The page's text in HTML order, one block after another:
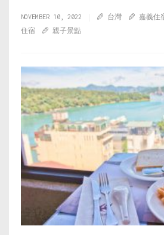
NOVEMBER 10, 2022 台灣 嘉義住
住宿
親子景點